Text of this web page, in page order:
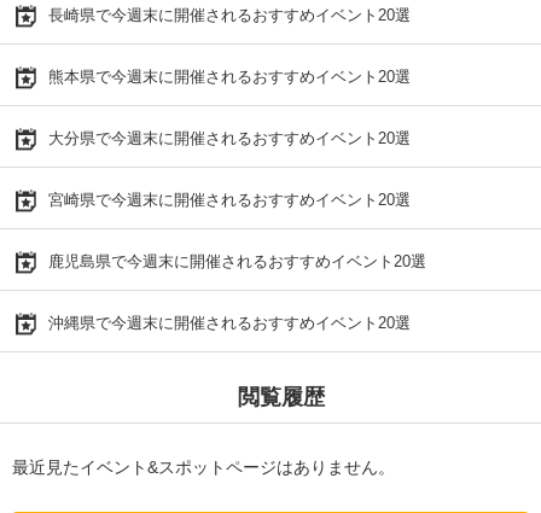
長崎県で今週末に開催されるおすすめイベント20選
熊本県で今週末に開催されるおすすめイベント20選
大分県で今週末に開催されるおすすめイベント20選
宮崎県で今週末に開催されるおすすめイベント20選
鹿児島県で今週末に開催されるおすすめイベント20選
沖縄県で今週末に開催されるおすすめイベント20選
閲覧履歴
最近見たイベント&スポットページはありません。